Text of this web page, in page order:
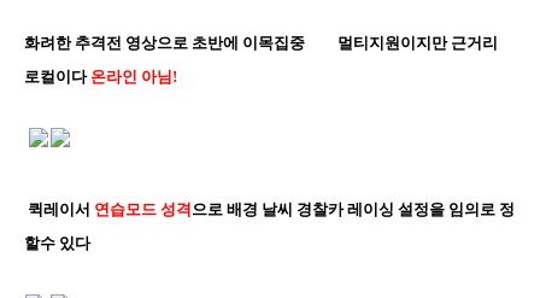
화려한 추격전 영상으로 초반에 이목집중
멀티지원이지만 근거리
로컬이다 온라인 아님!
퀵레이서 연습모드 성격 으로 배경 날씨 경찰카 레이싱 설정을 임의로 정
할수 있다